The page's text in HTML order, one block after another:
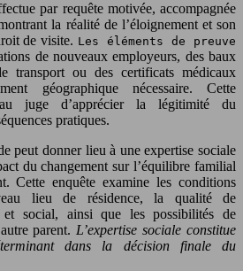
par requête motivée, accompagnée
la réalité de l’éloignement et son
de visite. Les éléments de preuve
de nouveaux employeurs, des baux
transport ou des certificats médicaux
géographique nécessaire. Cette
juge d’apprécier la légitimité du
pratiques.
peut donner lieu à une expertise sociale
du changement sur l’équilibre familial
Cette enquête examine les conditions
lieu de résidence, la qualité de
et social, ainsi que les possibilités de
parent.L’expertise sociale constitue
dans la décision finale du